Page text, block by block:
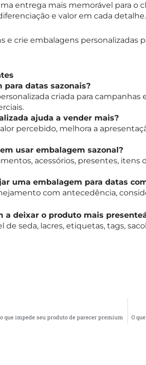
entrega mais memorável para o
e valor em cada detalhe.
e crie embalagens personalizadas
para datas sazonais?
criada para campanhas
ajuda a vender mais?
percebido, melhora a
usar embalagem sazonal?
acessórios, presentes,
uma embalagem para datas
com antecedência,
a deixar o produto mais
de seda, lacres, etiquetas, tags,
que impede seu produto de parecer premium O